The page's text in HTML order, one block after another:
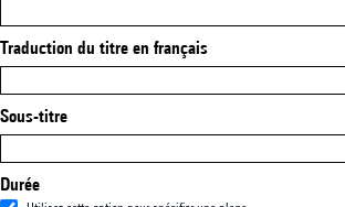
Traduction du titre en français
Sous-titre
Durée